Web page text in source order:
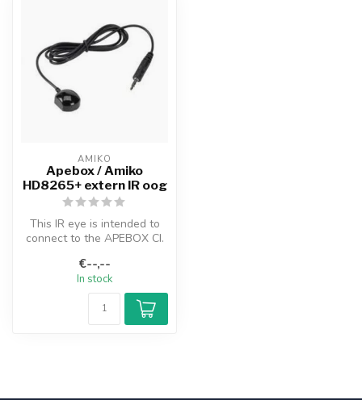
AMIKO
Apebox / Amiko
HD8265+ extern IR oog
This IR eye is intended to
connect to the APEBOX CI.
€--,--
In stock